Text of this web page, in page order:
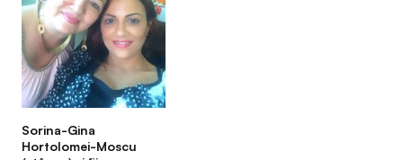
Sorina-Gina
Hortolomei-Moscu